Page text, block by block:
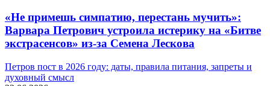
«Не примешь симпатию, перестань мучить»:
Варвара Петрович устроила истерику на «Битве
экстрасенсов» из-за Семена Лескова
Петров пост в 2026 году: даты, правила питания, запреты и
духовный смысл